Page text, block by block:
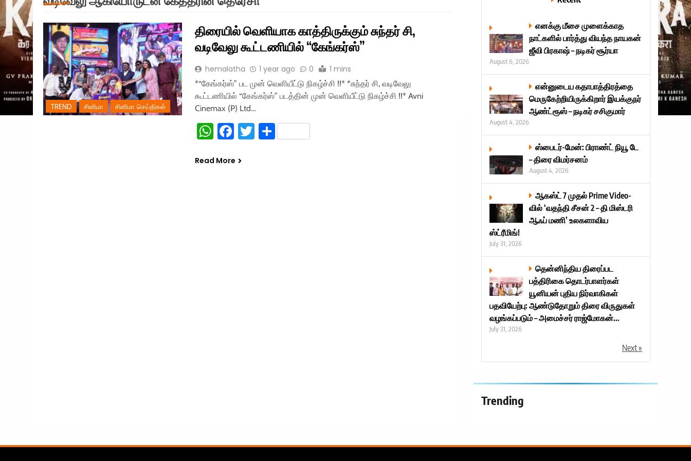
TREND சினிமா சினிமா செய்திகள்
திரையில் வெளியாக காத்திருக்கும் சுந்தர் சி,
வடிவேலு கூட்டணியில் “கேங்கர்ஸ்”
hemalatha 1 year ago 0 1 mins
*“கேங்கர்ஸ்” பட முன் வெளியீட்டு நிகழ்ச்சி !!* *சுந்தர் சி, வடிவேலு
கூட்டணியில் “கேங்கர்ஸ்” படத்தின் முன் வெளியீட்டு நிகழ்ச்சி !!* Avni
Cinemax (P) Ltd…
WhatsApp
Facebook
TwitterShare
Read More
எனக்கு மீசை முளைக்காத
நாட்களில் பார்த்து வியந்த நாயகன்
ஜீவி பிரகாஷ் – நடிகர் சூர்யா
August 6, 2026
என்னுடைய கதாபாத்திரத்தை
மெருகேற்றியிருக்கிறார் இயக்குநர்
ஆண்ட்ரூஸ் – நடிகர் சசிகுமார்
August 4, 2026
ஸ்பைடர்-மேன்: பிராண்ட் நியூ டே
– திரை விமர்சனம்
August 4, 2026
ஆகஸ்ட் 7 முதல் Prime Video-
வில் ‘வதந்தி சீசன் 2 – தி மிஸ்டரி
ஆஃப் மணி’ உலகளாவிய
ஸ்ட்ரீமிங்!
July 31, 2026
தென்னிந்திய திரைப்பட
பத்திரிகை தொடர்பாளர்கள்
யூனியன் புதிய நிர்வாகிகள்
பதவியேற்பு: ஆண்டுதோறும் திரை விருதுகள்
வழங்கப்படும் – அமைச்சர் ராஜ்மோகன்...
July 31, 2026
Next »
Trending